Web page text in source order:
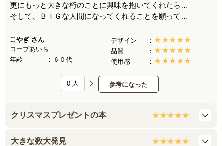
更にもっと大きな桁のことに興味を抱いてくれたら…
そして、ＢＩＧな人間になってくれることを願って…
こやぎ さん
コープあいち
年齢
６０代
デザイン
品質
使用感
参考になった
0 人
クリスマスプレゼントの本
大きな数大発見